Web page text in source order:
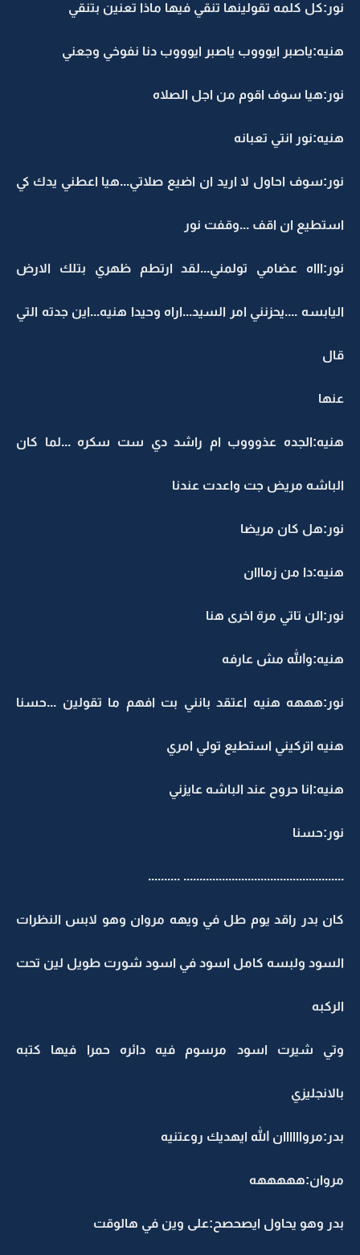
نور:كل كلمه تقولينها تنقي فيها ماذا تعنين بتنقي
هنيه:ياصبر ايوووب ياصبر ايوووب دنا نفوخي وجعني
نور:هيا سوف اقوم من اجل الصلاه
هنيه:نور انتي تعبانه
نور:سوف احاول لا اريد ان اضيع صلاتي...هيا اعطني يدك كي
استطيع ان اقف ...وقفت نور
نور:اااه عضامي تولمني...لقد ارتطم ظهري بتلك الارض
اليابسه ....يحزنني امر السيد...اراه وحيدا هنيه...اين جدته التي
قال
عنها
هنيه:الجده عذوووب ام راشد دي ست سكره ...لما كان
الباشه مريض جت واعدت عندنا
نور:هل كان مريضا
هنيه:دا من زمااان
نور:الن تاتي مرة اخرى هنا
هنيه:والله مش عارفه
نور:هههه هنيه اعتقد بانني بت افهم ما تقولين ...حسنا
هنيه اتركيني استطيع تولي امري
هنيه:انا حروح عند الباشه عايزني
نور:حسنا
.................................................. ..........
كان بدر راقد يوم طل في ويهه مروان وهو لابس النظرات
السود ولبسه كامل اسود في اسود شورت طويل لين تحت
الركبه
وتي شيرت اسود مرسوم فيه دائره حمرا فيها كتبه
بالانجليزي
بدر:مرواااااان الله ايهديك روعتنيه
مروان:هههههه
بدر وهو يحاول ايصحصح:على وين في هالوقت